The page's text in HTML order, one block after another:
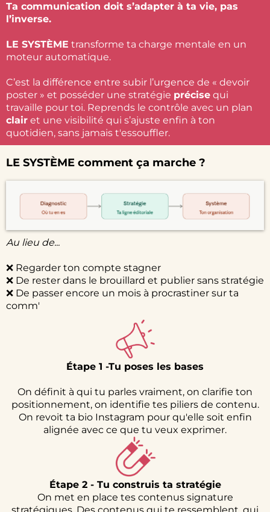
Ta communication doit s’adapter à ta vie, pas
l’inverse.
LE SYSTÈME transforme ta charge mentale en un
moteur automatique.
C’est la différence entre subir l’urgence de « devoir
poster » et posséder une stratégie précise qui
travaille pour toi. Reprends le contrôle avec un plan
clair et une visibilité qui s’ajuste enfin à ton
quotidien, sans jamais t'essouffler.
LE SYSTÈME comment ça marche ?
Au lieu de...
❌ Regarder ton compte stagner
❌ De rester dans le brouillard et publier sans stratégie
❌ De passer encore un mois à procrastiner sur ta
comm'
Étape 1 -Tu poses les bases
On définit à qui tu parles vraiment, on clarifie ton
positionnement, on identifie tes piliers de contenu.
On revoit ta bio Instagram pour qu'elle soit enfin
alignée avec ce que tu veux exprimer.
Étape 2 - Tu construis ta stratégie
On met en place tes contenus signature
stratégiques. Des contenus qui te ressemblent, qui